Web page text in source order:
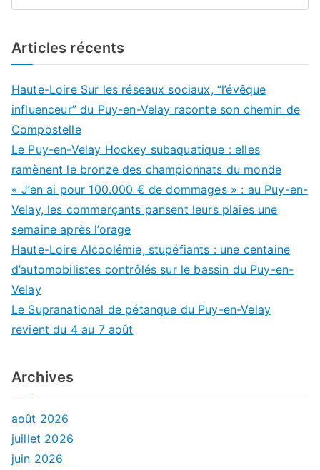
Articles récents
Haute-Loire Sur les réseaux sociaux, “l’évêque
influenceur” du Puy-en-Velay raconte son chemin de
Compostelle
Le Puy-en-Velay Hockey subaquatique : elles
ramènent le bronze des championnats du monde
« J’en ai pour 100.000 € de dommages » : au Puy-en-
Velay, les commerçants pansent leurs plaies une
semaine après l’orage
Haute-Loire Alcoolémie, stupéfiants : une centaine
d’automobilistes contrôlés sur le bassin du Puy-en-
Velay
Le Supranational de pétanque du Puy-en-Velay
revient du 4 au 7 août
Archives
août 2026
juillet 2026
juin 2026